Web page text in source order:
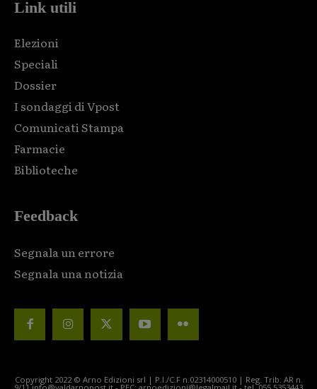
Link utili
Elezioni
Speciali
Dossier
I sondaggi di Vpost
Comunicati Stampa
Farmacie
Biblioteche
Feedback
Segnala un errore
Segnala una notizia
Copyright 2022 © Arno Edizioni srl | P.I./C.F n.02314000510 | Reg. Trib. AR n.